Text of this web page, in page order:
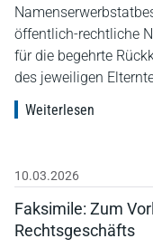
öffentlich-rechtliche
für die begehrte
des jeweiligen
Weiterlesen
10.03.2026
Faksimile: Zum
Rechtsgeschäfts